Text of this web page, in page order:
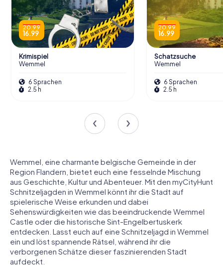
20.99
16.99
Krimispiel
Wemmel
6 Sprachen
2.5 h
20.99
16.99
Schatzsuche
Wemmel
6 Sprachen
2.5 h
Wemmel, eine charmante belgische Gemeinde in der
Region Flandern, bietet euch eine fesselnde Mischung
aus Geschichte, Kultur und Abenteuer. Mit den myCityHunt
Schnitzeljagden in Wemmel könnt ihr die Stadt auf
spielerische Weise erkunden und dabei
Sehenswürdigkeiten wie das beeindruckende Wemmel
Castle oder die historische Sint-Engelbertuskerk
entdecken. Lasst euch auf eine Schnitzeljagd in Wemmel
ein und löst spannende Rätsel, während ihr die
verborgenen Schätze dieser faszinierenden Stadt
aufdeckt.